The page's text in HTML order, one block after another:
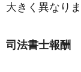
大きく異なりま
司法書士報酬